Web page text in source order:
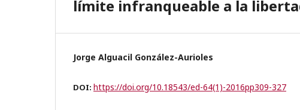
límite infranqueable a la
Jorge Alguacil González-Aurioles
DOI: https://doi.org/10.18543/ed-64(1)-2016pp309-327